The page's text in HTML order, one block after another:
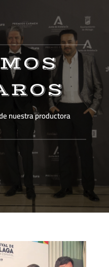
nuestra productora